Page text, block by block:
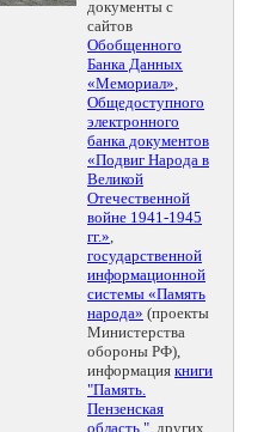
документы с
сайтов
Обобщенного
Банка Данных
«Мемориал»,
Общедоступного
электронного
банка документов
«Подвиг Народа в
Великой
Отечественной
войне 1941-1945
гг.»,
государственной
информационной
системы «Память
народа» (проекты
Министерства
обороны РФ),
информация книги
"Память.
Пензенская
область.", других